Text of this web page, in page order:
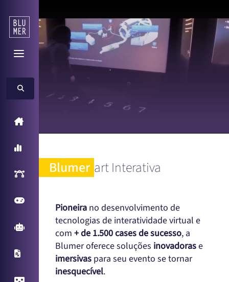
Inteligência Artificial
Games
Arcade Games
Blumer art Interativa
Pioneira no desenvolvimento de
tecnologias de interatividade virtual e
com + de 1.500 cases de sucesso, a
Blumer oferece soluções inovadorase
imersivas para seu evento se tornar
inesquecível.